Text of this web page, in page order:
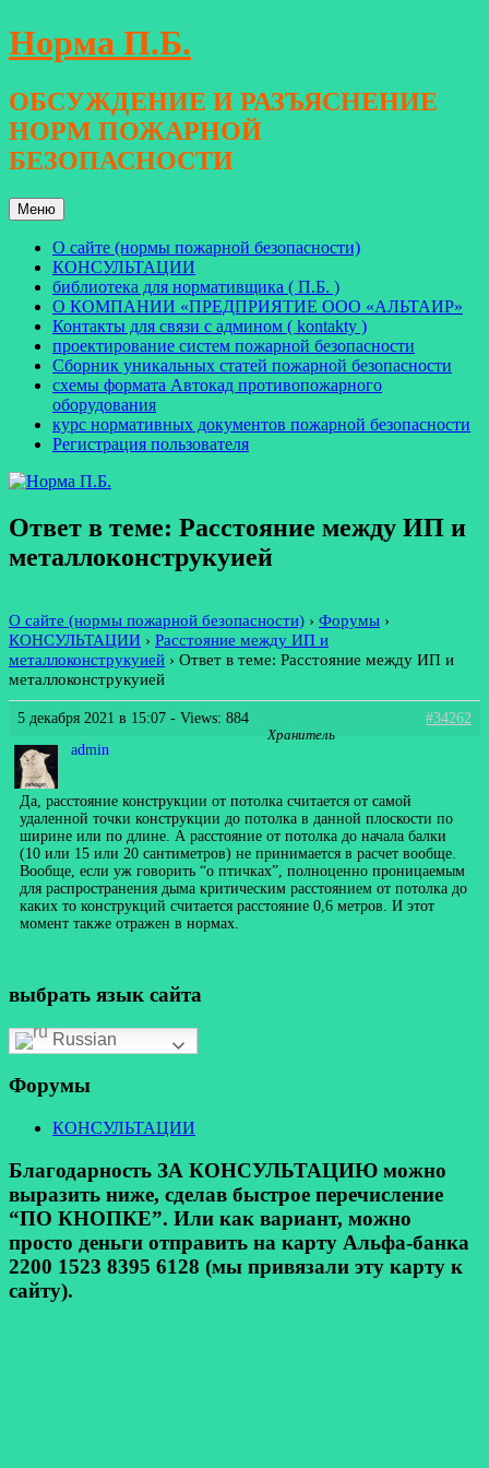
Перейти
к
Норма П.Б.
ОБСУЖДЕНИЕ И РАЗЪЯСНЕНИЕ
НОРМ ПОЖАРНОЙ
БЕЗОПАСНОСТИ
Меню
О сайте (нормы пожарной безопасности)
КОНСУЛЬТАЦИИ
библиотека для нормативщика ( П.Б. )
О КОМПАНИИ «ПРЕДПРИЯТИЕ ООО «АЛЬТАИР»
Контакты для связи с админом ( kontakty )
проектирование систем пожарной безопасности
Сборник уникальных статей пожарной безопасности
схемы формата Автокад противопожарного
оборудования
курс нормативных документов пожарной безопасности
Регистрация пользователя
Ответ в теме: Расстояние между ИП и
металлоконструкуией
О сайте (нормы пожарной безопасности) › Форумы ›
КОНСУЛЬТАЦИИ › Расстояние между ИП и
металлоконструкуией › Ответ в теме: Расстояние между ИП и
металлоконструкуией
5 декабря 2021 в 15:07 - Views: 884
#34262
admin
Хранитель
Да, расстояние конструкции от потолка считается от самой
удаленной точки конструкции до потолка в данной плоскости по
ширине или по длине. А расстояние от потолка до начала балки
(10 или 15 или 20 сантиметров) не принимается в расчет вообще.
Вообще, если уж говорить “о птичках”, полноценно проницаемым
для распространения дыма критическим расстоянием от потолка до
каких то конструкций считается расстояние 0,6 метров. И этот
момент также отражен в нормах.
выбрать язык сайта
Russian
Форумы
КОНСУЛЬТАЦИИ
Благодарность ЗА КОНСУЛЬТАЦИЮ можно
выразить ниже, сделав быстрое перечисление
“ПО КНОПКЕ”. Или как вариант, можно
просто деньги отправить на карту Альфа-банка
2200 1523 8395 6128 (мы привязали эту карту к
сайту).